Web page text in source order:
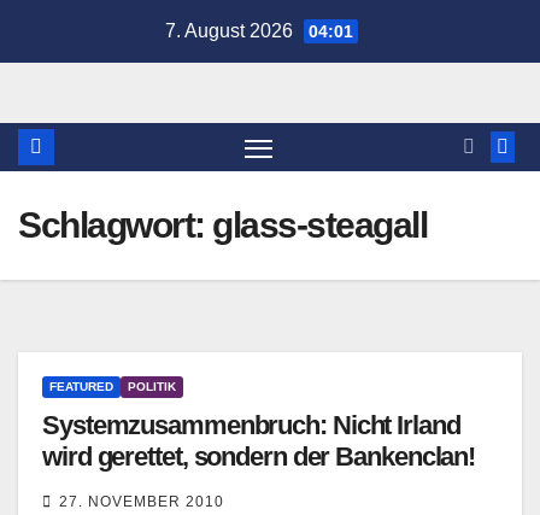
7. August 2026 04:01
Schlagwort: glass-steagall
FEATURED POLITIK
Systemzusammenbruch: Nicht Irland
wird gerettet, sondern der Bankenclan!
27. NOVEMBER 2010